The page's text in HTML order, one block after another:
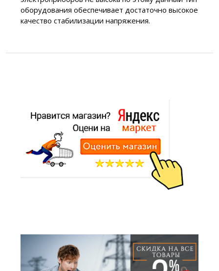
оборудования обеспечивает достаточно высокое
качество стабилизации напряжения.